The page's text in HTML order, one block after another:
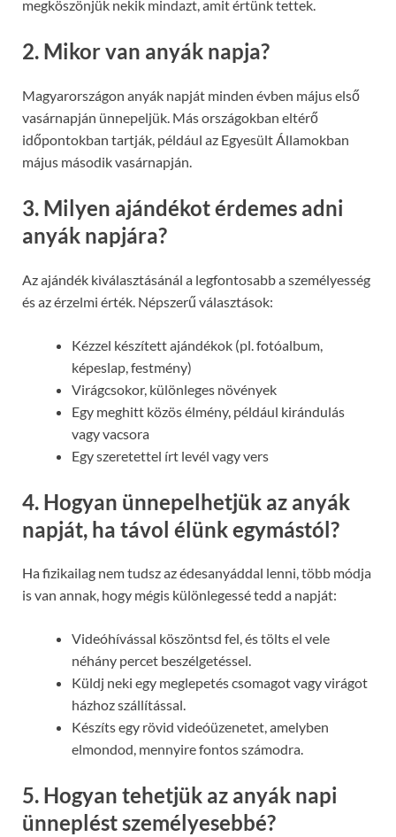
megköszönjük nekik mindazt, amit értünk tettek.
2. Mikor van anyák napja?
Magyarországon anyák napját minden évben május első
vasárnapján ünnepeljük. Más országokban eltérő
időpontokban tartják, például az Egyesült Államokban
május második vasárnapján.
3. Milyen ajándékot érdemes adni
anyák napjára?
Az ajándék kiválasztásánál a legfontosabb a személyesség
és az érzelmi érték. Népszerű választások:
Kézzel készített ajándékok (pl. fotóalbum,
képeslap, festmény)
Virágcsokor, különleges növények
Egy meghitt közös élmény, például kirándulás
vagy vacsora
Egy szeretettel írt levél vagy vers
4. Hogyan ünnepelhetjük az anyák
napját, ha távol élünk egymástól?
Ha fizikailag nem tudsz az édesanyáddal lenni, több módja
is van annak, hogy mégis különlegessé tedd a napját:
Videóhívással köszöntsd fel, és tölts el vele
néhány percet beszélgetéssel.
Küldj neki egy meglepetés csomagot vagy virágot
házhoz szállítással.
Készíts egy rövid videóüzenetet, amelyben
elmondod, mennyire fontos számodra.
5. Hogyan tehetjük az anyák napi
ünneplést személyesebbé?